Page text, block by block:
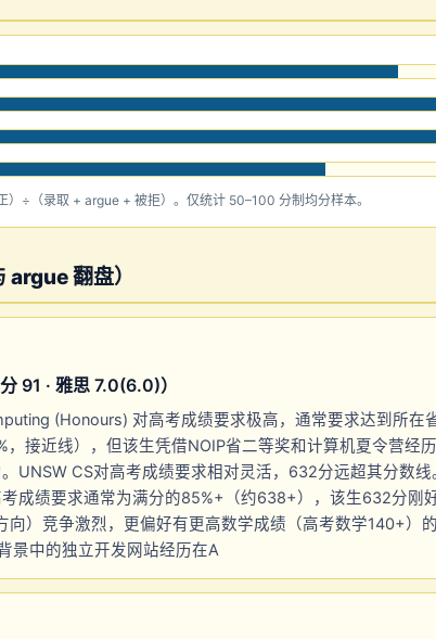
）÷（录取 + argue + 被拒）。仅统计 50–100 分制均分样本。
翻盘）
91 · 雅思 7.0(6.0)）
(Honours) 对高考成绩要求极高，通常要求达到所在
，接近线），但该生凭借NOIP省二等奖和计算机夏令营经
UNSW CS对高考成绩要求相对灵活，632分远超其分数
成绩要求通常为满分的85%+（约638+），该生632分刚
向）竞争激烈，更偏好有更高数学成绩（高考数学140+）
景中的独立开发网站经历在A